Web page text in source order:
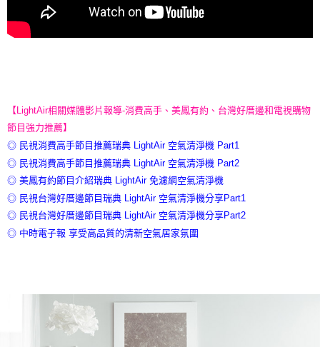
【LightAir相關媒體影片報導-消費高手、美鳳有約、台灣好厝邊和電視購物
節目強力推薦】
◎ 民視消費高手節目推薦瑞典 LightAir 空氣清淨機 Part1
◎ 民視消費高手節目推薦瑞典 LightAir 空氣清淨機 Part2
◎ 美鳳有約節目介紹瑞典 LightAir 免濾網空氣清淨機
◎ 民視台灣好厝邊節目瑞典 LightAir 空氣清淨機分享Part1
◎ 民視台灣好厝邊節目瑞典 LightAir 空氣清淨機分享Part2
◎ 中時電子報 享受高品質的清新空氣居家氛圍